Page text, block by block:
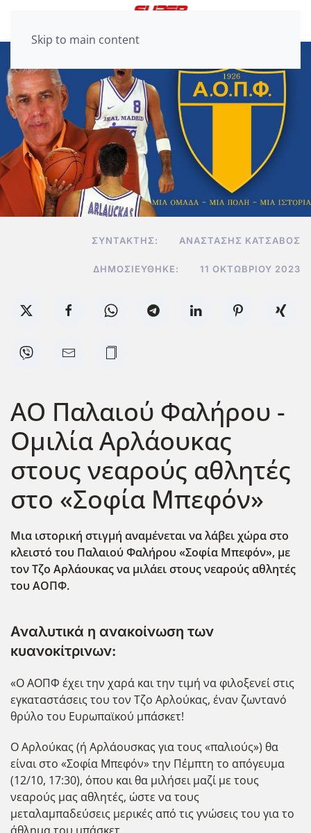
Skip to main content
ΣΥΝΤΆΚΤΗΣ: ΑΝΑΣΤΆΣΗΣ ΚΑΤΣΑΒΌΣ
ΔΗΜΟΣΙΕΎΘΗΚΕ: 11 ΟΚΤΩΒΡΊΟΥ 2023
ΑΟ Παλαιού Φαλήρου -
Ομιλία Αρλάουκας
στους νεαρούς αθλητές
στο «Σοφία Μπεφόν»
Μια ιστορική στιγμή αναμένεται να λάβει χώρα στο
κλειστό του Παλαιού Φαλήρου «Σοφία Μπεφόν», με
τον Τζο Αρλάουκας να μιλάει στους νεαρούς αθλητές
του ΑΟΠΦ.
Αναλυτικά η ανακοίνωση των
κυανοκίτρινων:
«Ο ΑΟΠΦ έχει την χαρά και την τιμή να φιλοξενεί στις
εγκαταστάσεις του τον Τζο Αρλούκας, έναν ζωντανό
θρύλο του Ευρωπαϊκού μπάσκετ!
Ο Αρλούκας (ή Αρλάουσκας για τους «παλιούς») θα
είναι στο «Σοφία Μπεφόν» την Πέμπτη το απόγευμα
(12/10, 17:30), όπου και θα μιλήσει μαζί με τους
νεαρούς μας αθλητές, ώστε να τους
μεταλαμπαδεύσεις μερικές από τις γνώσεις του για το